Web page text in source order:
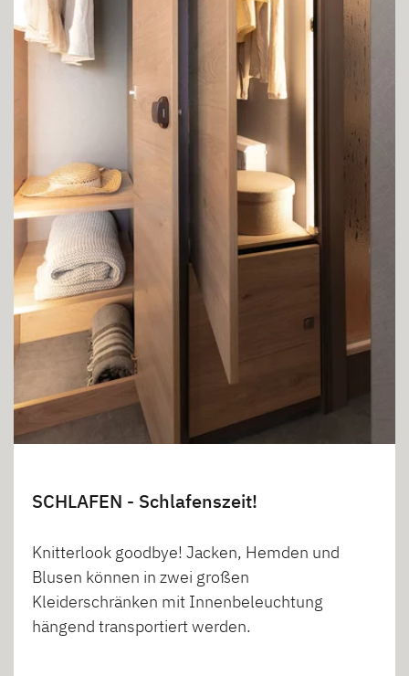
SCHLAFEN - Schlafenszeit!
Knitterlook goodbye! Jacken, Hemden und
Blusen können in zwei großen
Kleiderschränken mit Innenbeleuchtung
hängend transportiert werden.